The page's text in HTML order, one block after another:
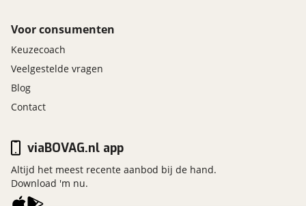
Voor consumenten
Keuzecoach
Veelgestelde vragen
Blog
Contact
viaBOVAG.nl app
Altijd het meest recente aanbod bij de hand.
Download 'm nu.